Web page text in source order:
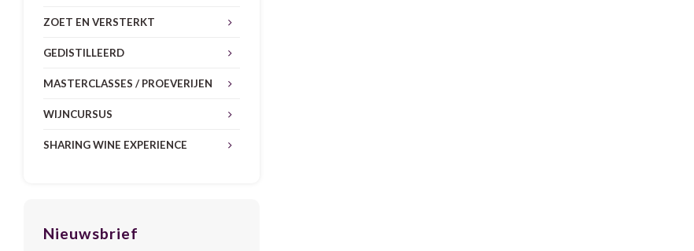
ZOET EN VERSTERKT
GEDISTILLEERD
MASTERCLASSES / PROEVERIJEN
WIJNCURSUS
SHARING WINE EXPERIENCE
Nieuwsbrief